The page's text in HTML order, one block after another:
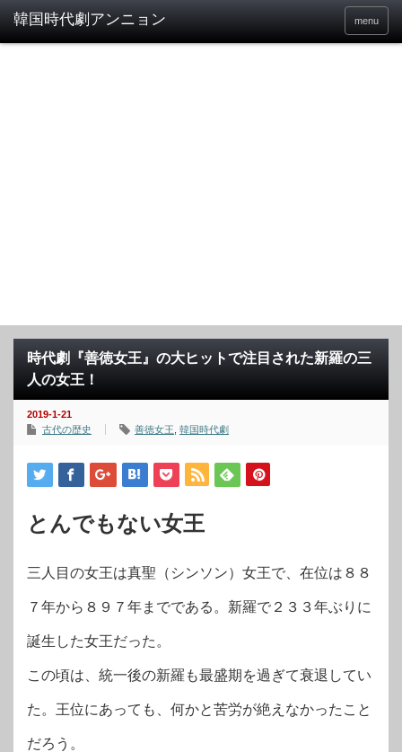
menu
時代劇『善徳女王』の大ヒットで注目された新羅の三
人の女王！
2019-1-21
古代の歴史
善徳女王 韓国時代劇
とんでもない女王
三人目の女王は真聖（シンソン）女王で、在位は８８
７年から８９７年までである。新羅で２３３年ぶりに
誕生した女王だった。
この頃は、統一後の新羅も最盛期を過ぎて衰退してい
た。王位にあっても、何かと苦労が絶えなかったこと
だろう。